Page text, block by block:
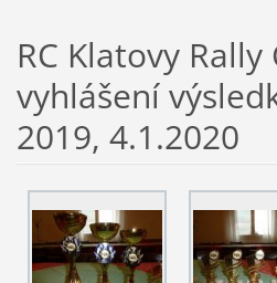
RC Klatovy Rally
vyhlášení
2019, 4.1.2020